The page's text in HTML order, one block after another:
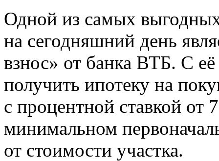
Одной из самых
на сегодняшний день
взнос» от банка ВТБ. С
получить ипотеку на
с процентной ставкой от
минимальном
от стоимости участка.